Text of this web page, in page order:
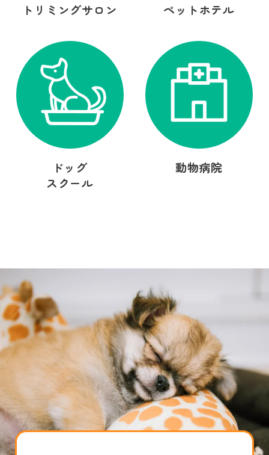
トリミングサロン ペットホテル
ドッグ
スクール
動物病院